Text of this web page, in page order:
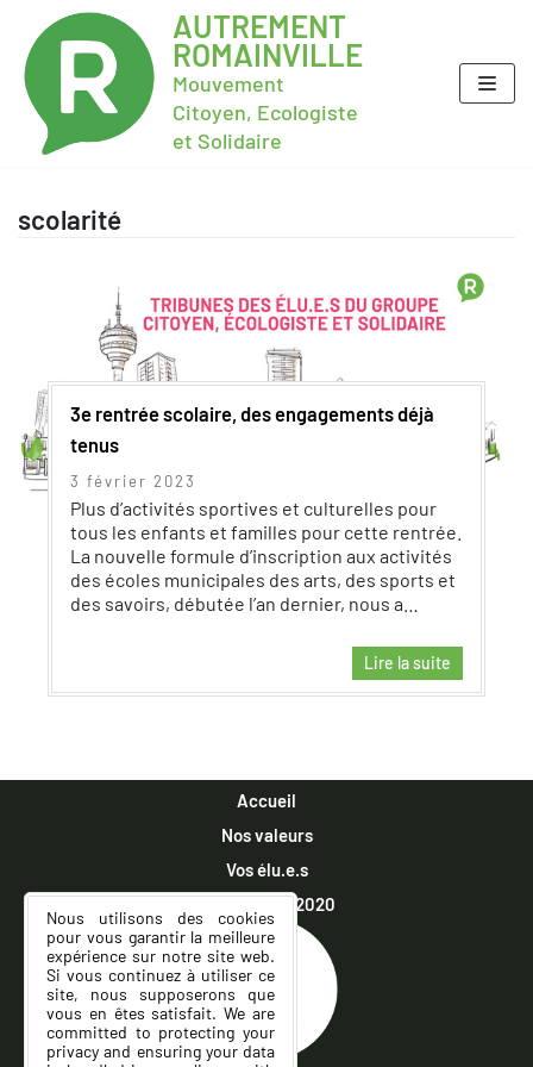
AUTREMENT
ROMAINVILLE
Mouvement
Citoyen, Ecologiste
et Solidaire
scolarité
3e rentrée scolaire, des engagements déjà
tenus
3 février 2023
Plus d’activités sportives et culturelles pour
tous les enfants et familles pour cette rentrée.
La nouvelle formule d’inscription aux activités
des écoles municipales des arts, des sports et
des savoirs, débutée l’an dernier, nous a…
Lire la suite
Accueil
Nos valeurs
Vos élu.e.s
Municipales 2020
Nous utilisons des cookies
pour vous garantir la meilleure
expérience sur notre site web.
Si vous continuez à utiliser ce
site, nous supposerons que
vous en êtes satisfait. We are
committed to protecting your
privacy and ensuring your data